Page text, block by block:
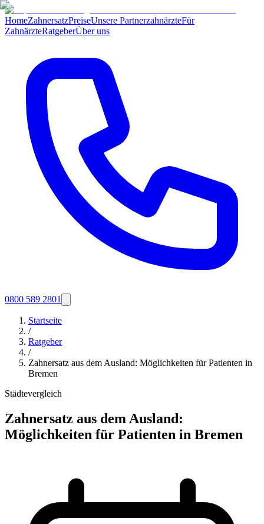
HomeZahnersatzPreiseUnsere PartnerzahnärzteFür
ZahnärzteRatgeberÜber uns
0800 589 2801
Startseite
/
Ratgeber
/
Zahnersatz aus dem Ausland: Möglichkeiten für Patienten in
Bremen
Städtevergleich
Zahnersatz aus dem Ausland:
Möglichkeiten für Patienten in Bremen